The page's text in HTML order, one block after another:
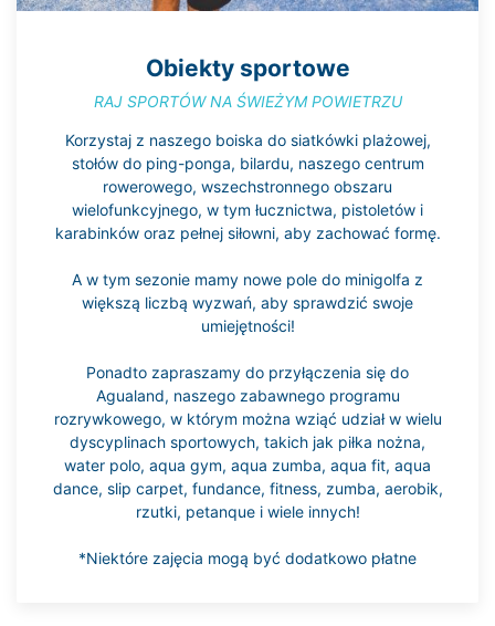
Obiekty sportowe
RAJ SPORTÓW NA ŚWIEŻYM POWIETRZU
Korzystaj z naszego boiska do siatkówki plażowej,
stołów do ping-ponga, bilardu, naszego centrum
rowerowego, wszechstronnego obszaru
wielofunkcyjnego, w tym łucznictwa, pistoletów i
karabinków oraz pełnej siłowni, aby zachować formę.
A w tym sezonie mamy nowe pole do minigolfa z
większą liczbą wyzwań, aby sprawdzić swoje
umiejętności!
Ponadto zapraszamy do przyłączenia się do
Agualand, naszego zabawnego programu
rozrywkowego, w którym można wziąć udział w wielu
dyscyplinach sportowych, takich jak piłka nożna,
water polo, aqua gym, aqua zumba, aqua fit, aqua
dance, slip carpet, fundance, fitness, zumba, aerobik,
rzutki, petanque i wiele innych!
*Niektóre zajęcia mogą być dodatkowo płatne